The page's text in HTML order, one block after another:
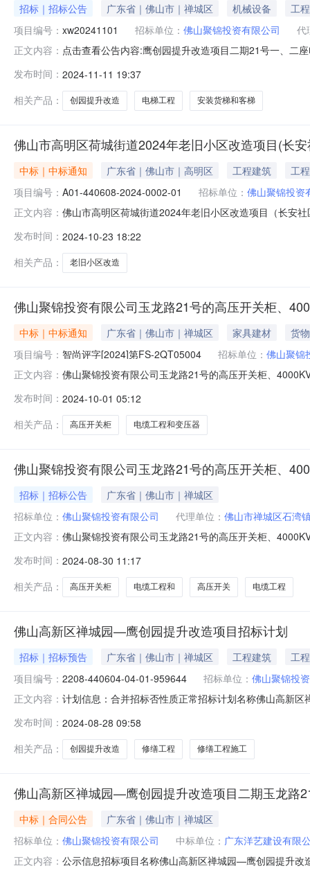
招标｜招标公告 广东省｜佛山市｜禅城区 机械设备
工程
项目编号： xw20241101 招标单位： 佛山聚锦投资有限公司
代
正文内容： 点击查看公告内容:鹰创园提升改造项目二期21号一、二
佛山聚锦投资有限公司。本项目已具备招标条件，现招
价：1,784
发布时间： 2024-11-11 19:37
相关产品：
创园提升改造 电梯工程 安装货梯和客梯
佛山市高明区荷城街道2024年老旧小区改造项目(长
中标｜中标通知 广东省｜佛山市｜高明区 工程建筑
工程
项目编号： A01-440608-2024-0002-01 招标单位： 佛山聚锦投资
正文内容： 佛山市高明区荷城街道2024年老旧小区改造项目（长安
（包）名称佛山市高明区荷城街道2024年老旧小区改造
标候选人公示
发布时间： 2024-10-23 18:22
相关产品：
老旧小区改造
佛山聚锦投资有限公司玉龙路21号的高压开关柜、
中标｜中标通知 广东省｜佛山市｜禅城区 家具建材
货物
项目编号： 智尚评字[2024]第FS-2QT05004 招标单位： 佛山聚锦
正文内容： 佛山聚锦投资有限公司玉龙路21号的高压开关柜、
书》161,150.00广东亿展二手设备回收有限公司
发布时间： 2024-10-01 05:12
相关产品：
高压开关柜 电缆工程和变压器
佛山聚锦投资有限公司玉龙路21号的高压开关柜、
招标｜招标公告
广东省｜佛山市｜禅城区
招标单位： 佛山聚锦投资有限公司 代理单位： 佛山市禅城区石湾
正文内容： 佛山聚锦投资有限公司玉龙路21号的高压开关柜、
具体事项如下：一、标的资产基本情况：详见《粵智尚
合法
发布时间： 2024-08-30 11:17
相关产品：
高压开关柜 电缆工程和 高压开关 电缆工程
佛山高新区禅城园—鹰创园提升改造项目招标计划
招标｜招标预告 广东省｜佛山市｜禅城区 工程建筑
工程
项目编号： 2208-440604-04-01-959644 招标单位： 佛山聚锦投
正文内容： 计划信息：合并招标否性质正常招标计划名称佛山高新
为潜在投标人提前了解招标信息的参考，所列招标项目
目否投资项目
发布时间： 2024-08-28 09:58
相关产品：
创园提升改造 修缮工程 修缮工程施工
佛山高新区禅城园—鹰创园提升改造项目二期玉龙路
中标｜合同公告
广东省｜佛山市｜禅城区
招标单位： 佛山聚锦投资有限公司 中标单位： 广东洋艺建设有限
正文内容： 公示信息招标项目名称佛山高新区禅城园—鹰创园提升